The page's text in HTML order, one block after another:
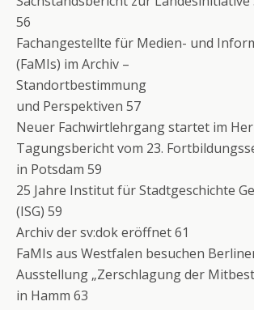
56
Fachangestellte für Medien- und
(FaMIs) im Archiv –
Standortbestimmung
und Perspektiven 57
Neuer Fachwirtlehrgang startet im
Tagungsbericht vom 23.
in Potsdam 59
25 Jahre Institut für Stadtgeschichte
(ISG) 59
Archiv der sv:dok eröffnet 61
FaMIs aus Westfalen besuchen
Ausstellung „Zerschlagung der
in Hamm 63